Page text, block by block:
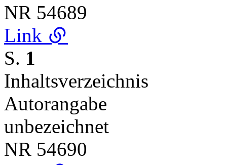
NR 54689
Link
S. 1
Inhaltsverzeichnis
Autorangabe
unbezeichnet
NR 54690